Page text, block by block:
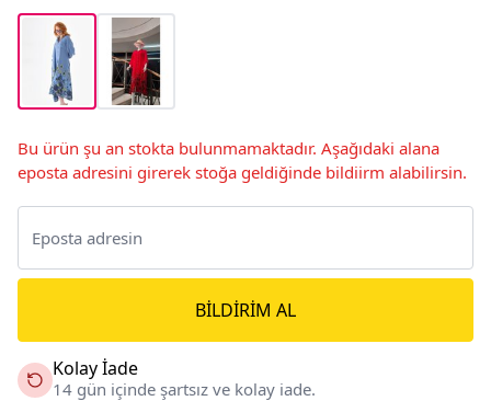
Bu ürün şu an stokta bulunmamaktadır. Aşağıdaki alana
eposta adresini girerek stoğa geldiğinde bildiirm alabilirsin.
BILDIRIM AL
Kolay İade
14 gün içinde şartsız ve kolay iade.